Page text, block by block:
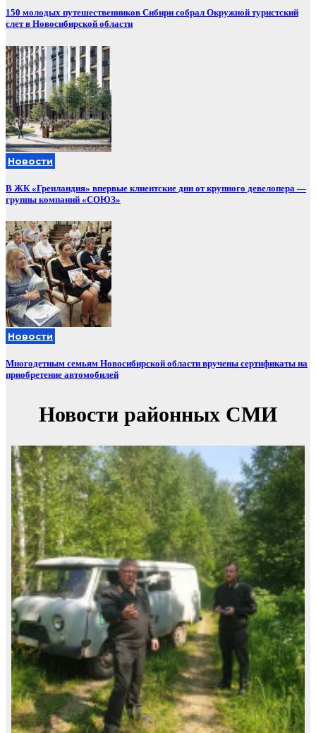
150 молодых путешественников Сибири собрал Окружной туристский
слет в Новосибирской области
Новости
В ЖК «Гренландия» впервые клиентские дни от крупного девелопера —
группы компаний «СОЮЗ»
Новости
Многодетным семьям Новосибирской области вручены сертификаты на
приобретение автомобилей